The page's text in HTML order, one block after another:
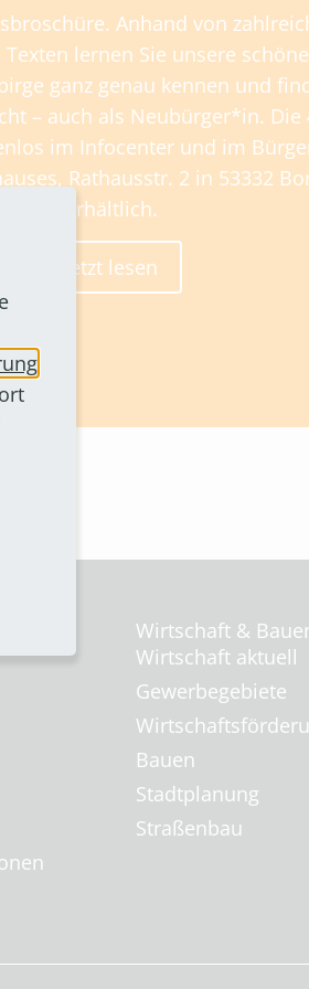
Anhand von
lernen Sie unsere
ganz genau kennen und
– auch als Neubürger*in. Die
im Infocenter und im
Rathausstr. 2 in 53332
erhältlich.
Jetzt lesen
Wirtschaft &
Wirtschaft aktuell
Gewerbegebiete
Bauen
Stadtplanung
Straßenbau